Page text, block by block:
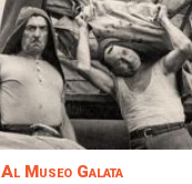
Al Museo Galata